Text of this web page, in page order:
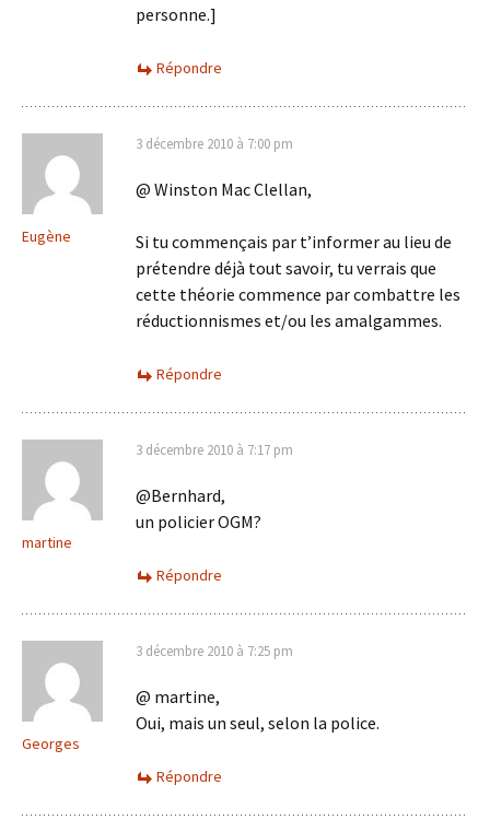
personne.]
Répondre
Eugène
3 décembre 2010 à 7:00 pm
@ Winston Mac Clellan,
Si tu commençais par t’informer au lieu de
prétendre déjà tout savoir, tu verrais que
cette théorie commence par combattre les
réductionnismes et/ou les amalgammes.
Répondre
martine
3 décembre 2010 à 7:17 pm
@Bernhard,
un policier OGM?
Répondre
Georges
3 décembre 2010 à 7:25 pm
@ martine,
Oui, mais un seul, selon la police.
Répondre